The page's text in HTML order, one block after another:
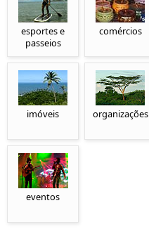
esportes e
passeios
comércios
imóveis organizações
eventos